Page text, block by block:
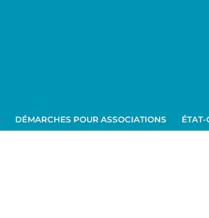
DÉMARCHES POUR ASSOCIATIONS ÉTAT-